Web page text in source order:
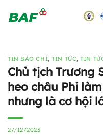
TIN BÁO CHÍ,TIN TỨC,TIN
Chủ tịch Trương
heo châu Phi
nhưng là cơ hội
27/12/2023